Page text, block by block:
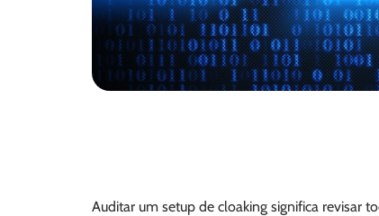
Auditar um setup de cloaking significa revisar